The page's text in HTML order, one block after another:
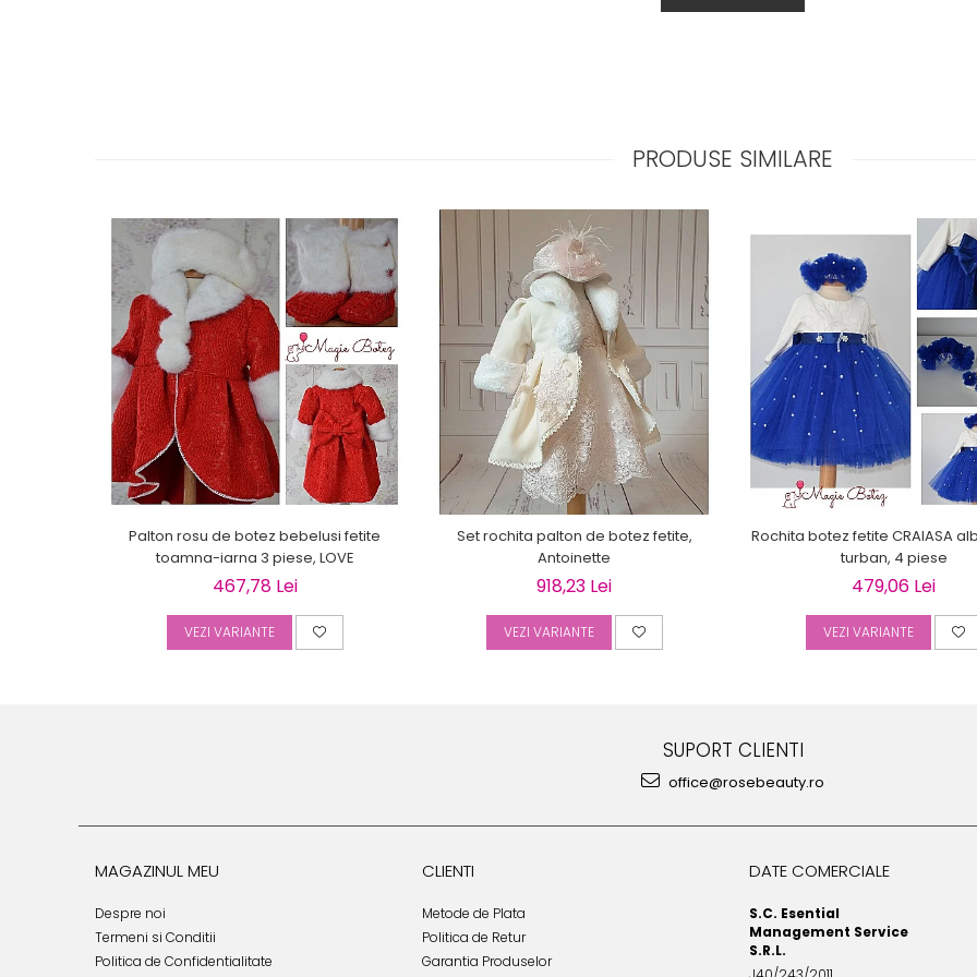
PRODUSE SIMILARE
Palton rosu de botez bebelusi fetite
toamna-iarna 3 piese, LOVE
467,78 Lei
VEZI VARIANTE
Set rochita palton de botez fetite,
Antoinette
918,23 Lei
VEZI VARIANTE
Rochita botez fetite CRAIASA
turban, 4 piese
479,06 Lei
VEZI VARIANTE
SUPORT CLIENTI
office@rosebeauty.ro
MAGAZINUL MEU
Despre noi
Termeni si Conditii
Politica de Confidentialitate
CLIENTI
Metode de Plata
Politica de Retur
Garantia Produselor
DATE COMERCIALE
S.C. Esential
Management Service
S.R.L.